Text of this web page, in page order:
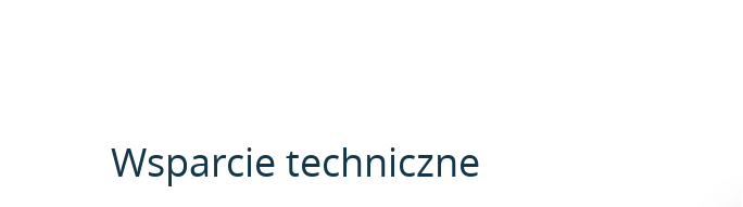
Wsparcie techniczne